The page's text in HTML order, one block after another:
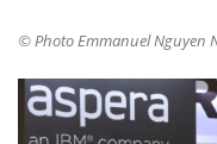
© Photo Emmanuel Nguyen